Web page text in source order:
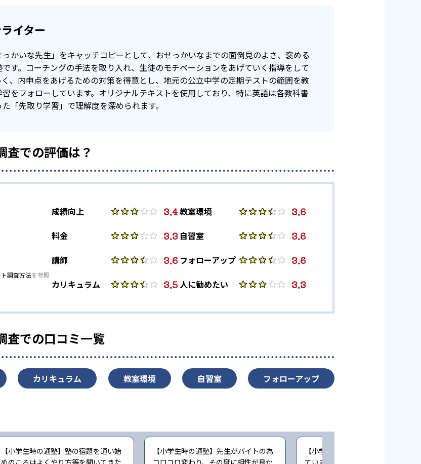
イター
かいな先生」をキャッチコピーとして、おせっかいなまでの面倒見のよさ、褒める
す。コーチングの手法を取り入れ、生徒のモチベーションをあげていく指導をして
、内申点をあげるための対策を得意とし、地元の公立中学の定期テストの範囲を教
をフォローしています。オリジナルテキストを使用しており、特に英語は各教科書
「先取り学習」で理解度を深められます。
査での評価は？
調査方法を参照
成績向上 3.4
料金 3.3
講師 3.6
カリキュラム 3.5
教室環境 3.6
自習室 3.6
フォローアップ 3.6
人に勧めたい 3.3
査での口コミ一覧
カリキュラム 教室環境 自習室 フォローアップ
【小学生時の通塾】塾の宿題を通い始
【小学生時の通塾】先生がバイトの為
【小学生時の通塾】最初は楽しく通